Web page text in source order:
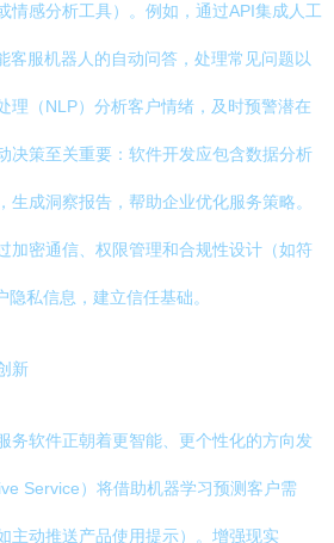
情感分析工具）。例如，通过API集成人工
客服机器人的自动问答，处理常见问题以
理（NLP）分析客户情绪，及时预警潜在
决策至关重要：软件开发应包含数据分析
生成洞察报告，帮助企业优化服务策略。
密通信、权限管理和合规性设计（如符
私信息，建立信任基础。
新
务软件正朝着更智能、更个性化的方向发
Service）将借助机器学习预测客户需
主动推送产品使用提示）。增强现实